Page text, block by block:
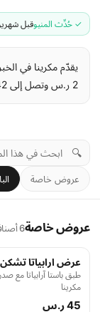
✓ حُدِّث المنيوقبل
2 ر.س وتصل إلى 141.42 ر.س . آخر تحديث للمنيو: قبل شهرين.
🔍
عروض خاصة
عروض خاصة6 أصناف
عرض ارابياتا تشكن
مكرينا
45 ر.س